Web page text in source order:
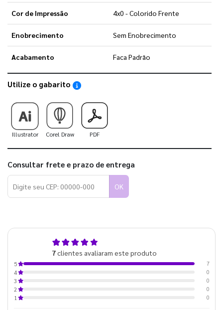
Cor de Impressão 4x0 - Colorido Frente
Enobrecimento Sem Enobrecimento
Acabamento Faca Padrão
Utilize o gabarito Saiba como utilizar os nossos gabaritos
Illustrator Corel Draw PDF
Consultar frete e prazo de entrega
OK
7clientes avaliaram este produto
5
7
4
0
3
0
2
0
1
0